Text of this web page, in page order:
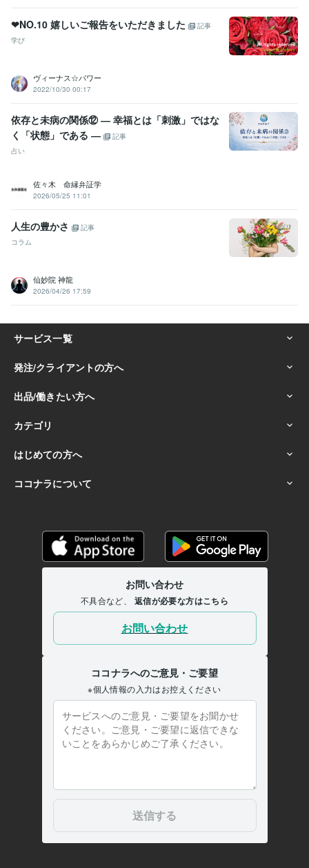
❤NO.10 嬉しいご報告をいただきました
記事
学び
ヴィーナス☆パワー
2022/10/30 00:17
依存と未病の関係⑫ ― 幸福とは「刺激」ではな
く「状態」である ―
記事
占い
佐々木 命縁弁証学
2026/05/25 11:01
人生の豊かさ
記事
コラム
仙妙院 神龍
2026/04/26 17:59